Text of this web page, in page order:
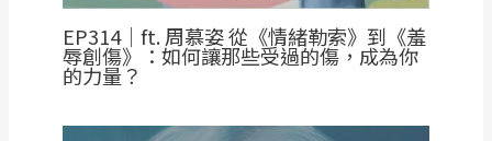
EP314｜ft. 周慕姿 從《情緒勒索》到《羞
辱創傷》：如何讓那些受過的傷，成為你
的力量？